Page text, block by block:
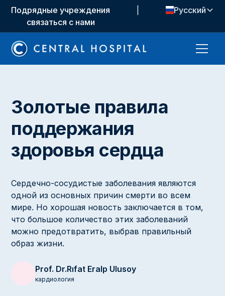
Подрядные учреждения
связаться с нами
Русский
Золотые правила
поддержания
здоровья сердца
Сердечно-сосудистые заболевания являются
одной из основных причин смерти во всем
мире. Но хорошая новость заключается в том,
что большое количество этих заболеваний
можно предотвратить, выбрав правильный
образ жизни.
Prof. Dr.Rıfat Eralp Ulusoy
кардиология